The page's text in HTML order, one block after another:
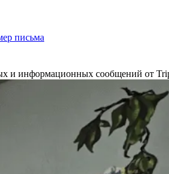
письма
и информационных сообщений от